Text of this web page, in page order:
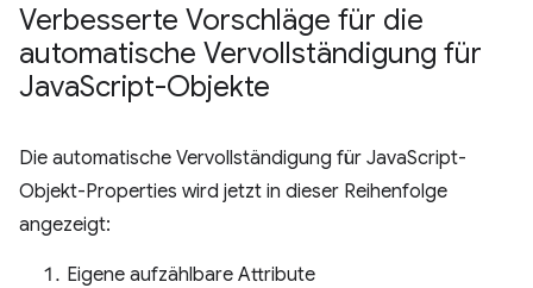
Verbesserte Vorschläge für die
automatische Vervollständigung für
JavaScript-Objekte
Die automatische Vervollständigung für JavaScript-
Objekt-Properties wird jetzt in dieser Reihenfolge
angezeigt:
Eigene aufzählbare Attribute